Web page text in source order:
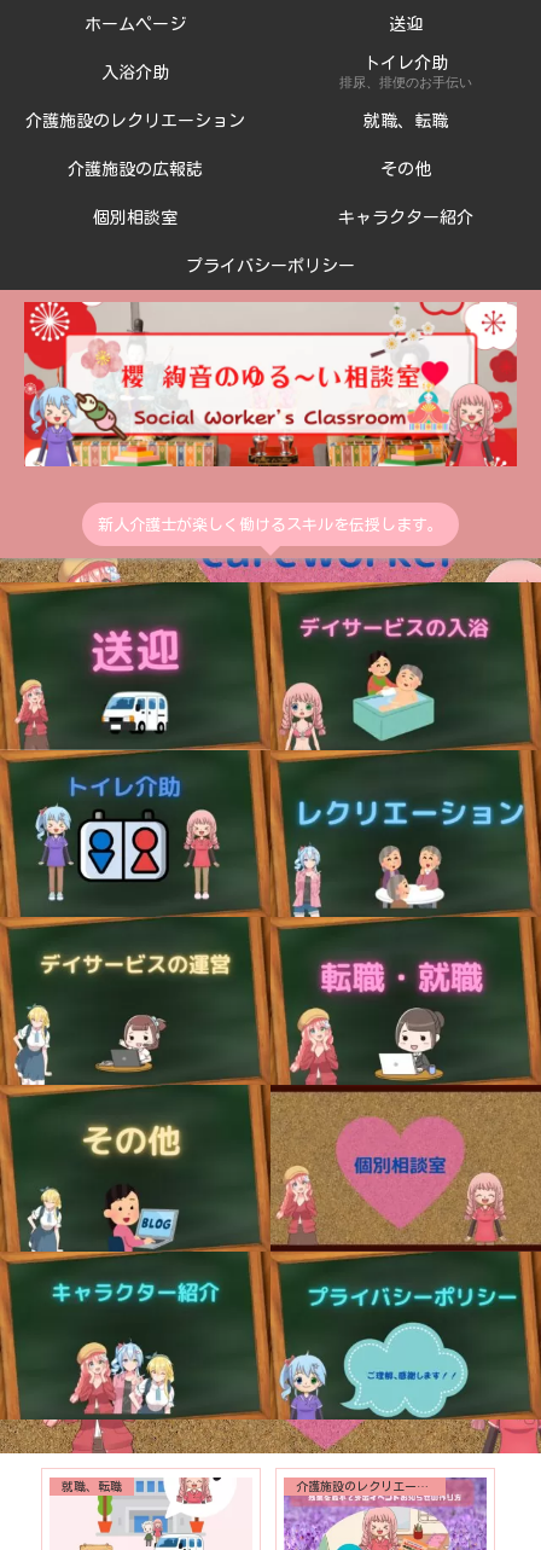
新人介護士が楽しく働けるスキルを伝授します。
ホームページ 送迎
入浴介助
トイレ介助
排尿、排便のお手伝い
介護施設のレクリエーション 就職、転職
介護施設の広報誌 その他
個別相談室 キャラクター紹介
プライバシーポリシー
就職、転職 介護施設のレクリエーション